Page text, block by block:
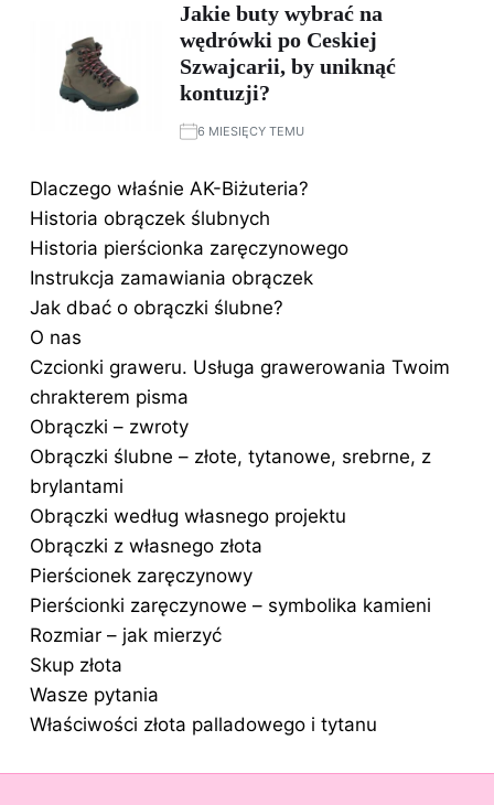
Jakie buty wybrać na
wędrówki po Ceskiej
Szwajcarii, by uniknąć
kontuzji?
6 MIESIĘCY TEMU
Dlaczego właśnie AK-Biżuteria?
Historia obrączek ślubnych
Historia pierścionka zaręczynowego
Instrukcja zamawiania obrączek
Jak dbać o obrączki ślubne?
O nas
Czcionki graweru. Usługa grawerowania Twoim
chrakterem pisma
Obrączki – zwroty
Obrączki ślubne – złote, tytanowe, srebrne, z
brylantami
Obrączki według własnego projektu
Obrączki z własnego złota
Pierścionek zaręczynowy
Pierścionki zaręczynowe – symbolika kamieni
Rozmiar – jak mierzyć
Skup złota
Wasze pytania
Właściwości złota palladowego i tytanu